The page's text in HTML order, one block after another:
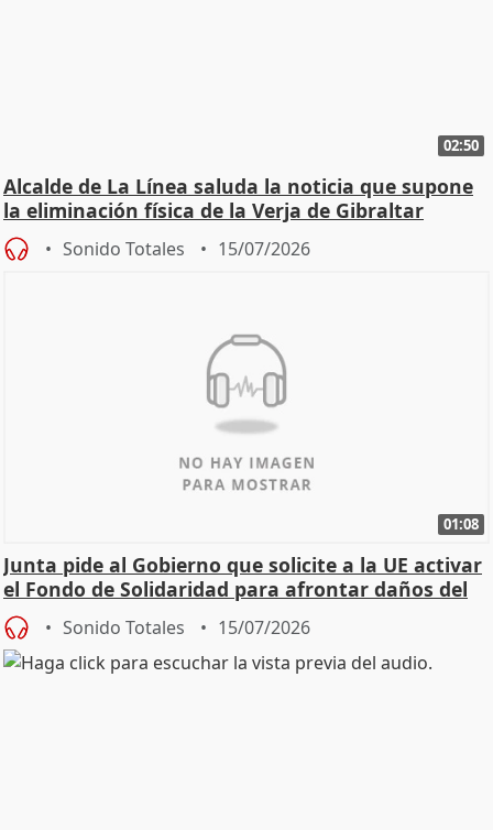
02:50
Alcalde de La Línea saluda la noticia que supone
la eliminación física de la Verja de Gibraltar
Sonido Totales 15/07/2026
01:08
Junta pide al Gobierno que solicite a la UE activar
el Fondo de Solidaridad para afrontar daños del
Sonido Totales 15/07/2026